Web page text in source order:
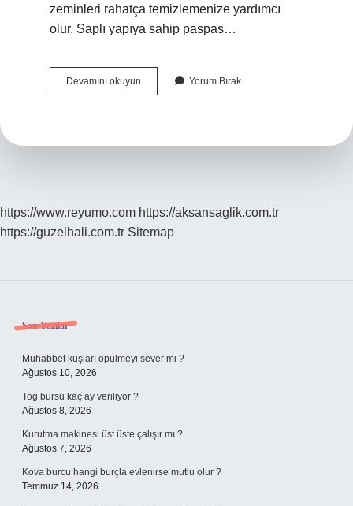
zeminleri rahatça temizlemenize yardımcı
olur. Saplı yapıya sahip paspas…
Devamını okuyun Mikrofiber
Havlu
Yorum Bırak
https://www.reyumo.com https://aksansaglik.com.tr
https://guzelhali.com.tr Sitemap
Sidebar
Son Yazılar
Muhabbet kuşları öpülmeyi sever mi ?
Ağustos 10, 2026
Tog bursu kaç ay veriliyor ?
Ağustos 8, 2026
Kurutma makinesi üst üste çalışır mı ?
Ağustos 7, 2026
Kova burcu hangi burçla evlenirse mutlu olur ?
Temmuz 14, 2026